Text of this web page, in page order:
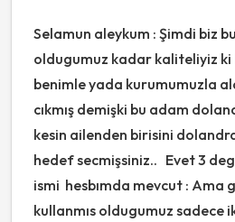
Selamun aleykum : Şimdi biz
oldugumuz kadar kaliteliyiz ki
benimle yada kurumumuzla
cıkmış demişki bu adam
kesin ailenden birisini
hedef secmişsiniz.. Evet 3
ismi hesbımda mevcut : Ama
kullanmıs oldugumuz sadece